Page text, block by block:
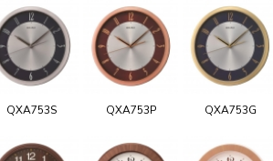
QXA753S QXA753P QXA753G